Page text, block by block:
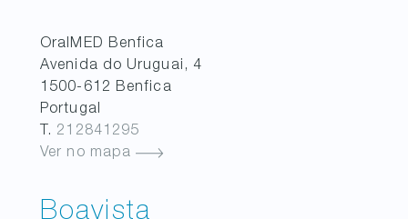
OralMED Benfica
Avenida do Uruguai, 4
1500-612 Benfica
Portugal
T. 212841295
Ver no mapa